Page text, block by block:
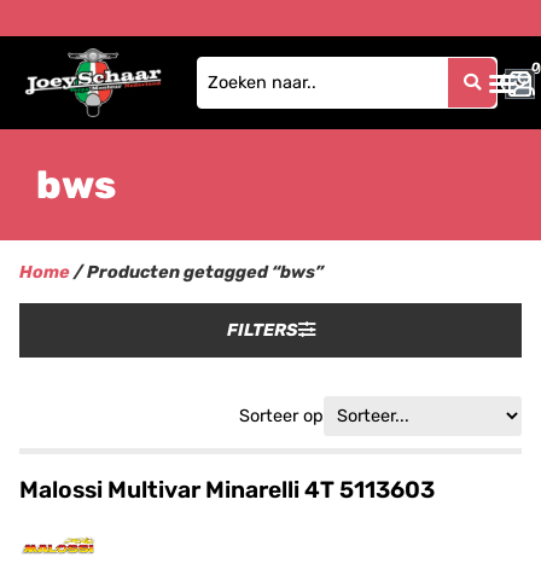
0
0
bws
Home/ Producten getagged “bws”
FILTERS
Sorteer op
Malossi Multivar Minarelli 4T 5113603